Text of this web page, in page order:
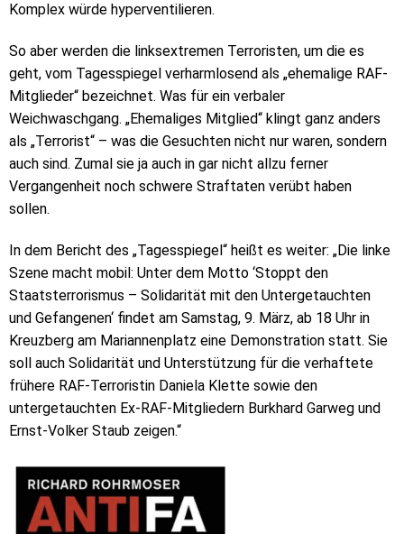
Komplex würde hyperventilieren.
So aber werden die linksextremen Terroristen, um die es
geht, vom Tagesspiegel verharmlosend als „ehemalige RAF-
Mitglieder“ bezeichnet. Was für ein verbaler
Weichwaschgang. „Ehemaliges Mitglied“ klingt ganz anders
als „Terrorist“ – was die Gesuchten nicht nur waren, sondern
auch sind. Zumal sie ja auch in gar nicht allzu ferner
Vergangenheit noch schwere Straftaten verübt haben
sollen.
In dem Bericht des „Tagesspiegel“ heißt es weiter: „Die linke
Szene macht mobil: Unter dem Motto ‘Stoppt den
Staatsterrorismus – Solidarität mit den Untergetauchten
und Gefangenen‘ findet am Samstag, 9. März, ab 18 Uhr in
Kreuzberg am Mariannenplatz eine Demonstration statt. Sie
soll auch Solidarität und Unterstützung für die verhaftete
frühere RAF-Terroristin Daniela Klette sowie den
untergetauchten Ex-RAF-Mitgliedern Burkhard Garweg und
Ernst-Volker Staub zeigen.“